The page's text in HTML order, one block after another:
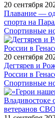
20 сентября
Плавание —
спорта на
Спортивные
20 сентября
Дегтярев и
России в
Спортивные